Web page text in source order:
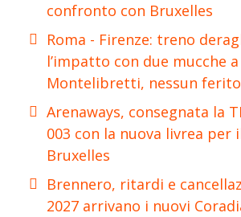
confronto con Bruxelles
Roma - Firenze: treno
l’impatto con due mucche a
Montelibretti, nessun ferito
Arenaways, consegnata la
003 con la nuova livrea per
Bruxelles
Brennero, ritardi e
2027 arrivano i nuovi